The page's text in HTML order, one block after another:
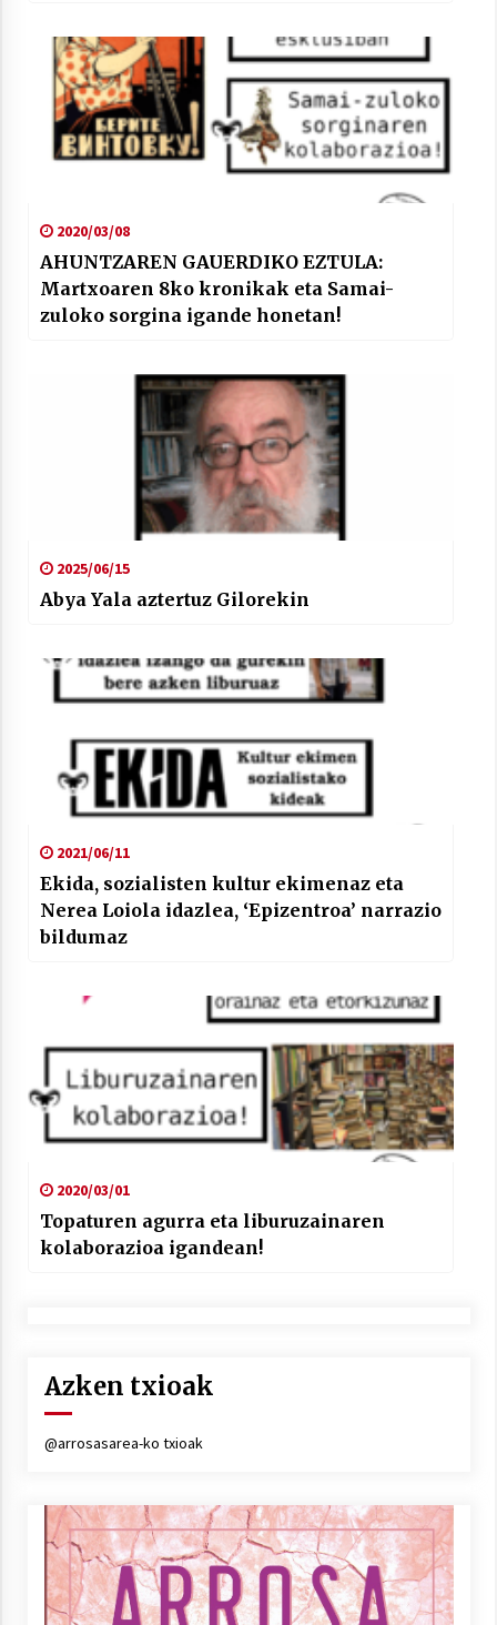
2020/03/08
AHUNTZAREN GAUERDIKO EZTULA:
Martxoaren 8ko kronikak eta Samai-
zuloko sorgina igande honetan!
2025/06/15
Abya Yala aztertuz Gilorekin
2021/06/11
Ekida, sozialisten kultur ekimenaz eta
Nerea Loiola idazlea, ‘Epizentroa’ narrazio
bildumaz
2020/03/01
Topaturen agurra eta liburuzainaren
kolaborazioa igandean!
Azken txioak
@arrosasarea-ko txioak